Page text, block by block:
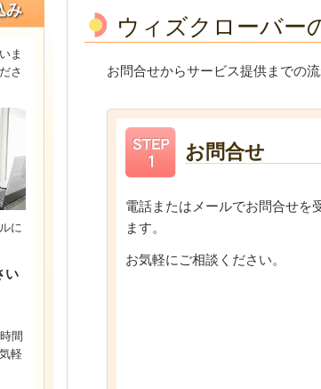
ウィズクローバー
お問合せからサービス提供までの
お問合せ
電話またはメールでお問合せを
ます。
お気軽にご相談ください。
み
ま
さ
に
い
間
軽